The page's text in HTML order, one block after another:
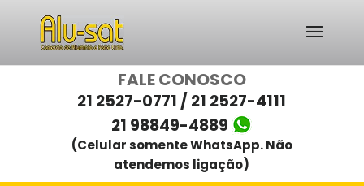
FALE CONOSCO
21 2527-0771 / 21 2527-4111
21 98849-4889
(Celular somente WhatsApp. Não
atendemos ligação)